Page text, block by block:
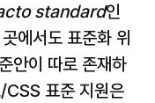
standard인
에서도 표준화 위
안이 따로 존재하
표준 지원은